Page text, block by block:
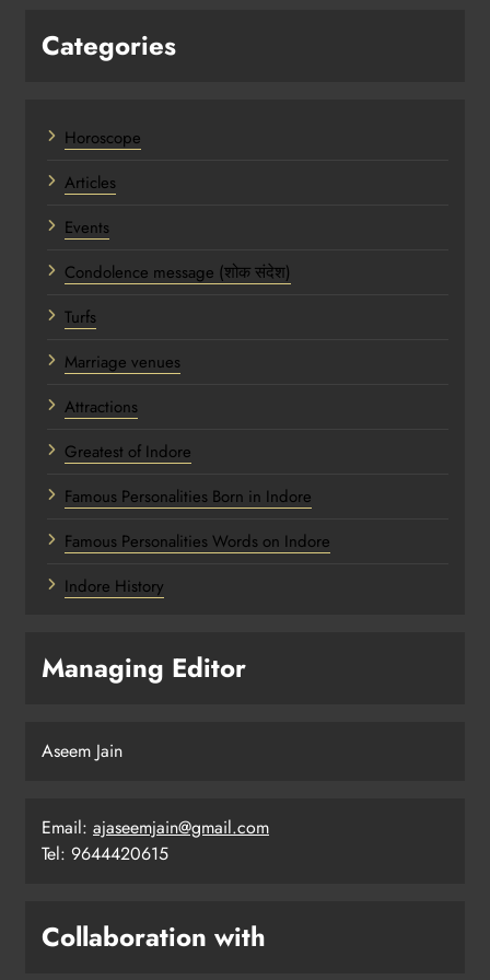
Categories
Horoscope
Articles
Events
Condolence message (शोक संदेश)
Turfs
Marriage venues
Attractions
Greatest of Indore
Famous Personalities Born in Indore
Famous Personalities Words on Indore
Indore History
Managing Editor
Aseem Jain
Email: ajaseemjain@gmail.com
Tel: 9644420615
Collaboration with